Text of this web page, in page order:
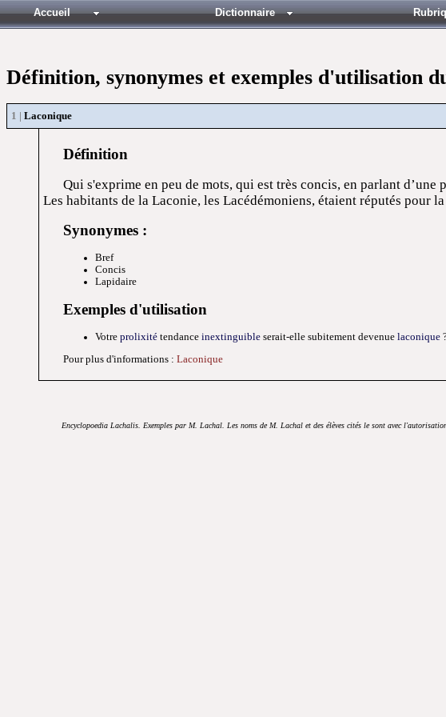
Accueil Dictionnaire
Définition, synonymes et exemples d'utilisation
Laconique
Définition
Qui s'exprime en peu de mots, qui est très concis, en parlant d’une
Les habitants de la Laconie, les Lacédémoniens, étaient réputés pour
Synonymes :
Bref
Concis
Lapidaire
Exemples d'utilisation
Votre prolixité tendance inextinguible serait-elle subitement devenue laconique
Pour plus d'informations : Laconique